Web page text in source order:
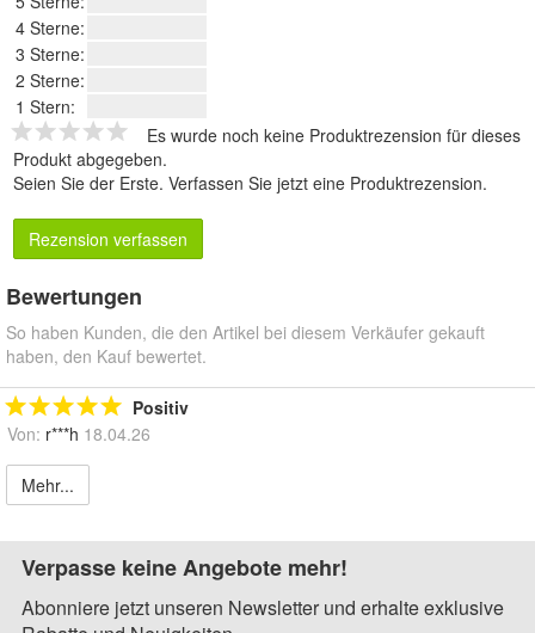
4 Sterne:
3 Sterne:
2 Sterne:
1 Stern:
Es wurde noch keine Produktrezension für dieses
Produkt abgegeben.
Seien Sie der Erste. Verfassen Sie jetzt eine Produktrezension.
Rezension verfassen
Bewertungen
So haben Kunden, die den Artikel bei diesem Verkäufer gekauft
haben, den Kauf bewertet.
Positiv
Von: r***h 18.04.26
Mehr...
Verpasse keine Angebote mehr!
Abonniere jetzt unseren Newsletter und erhalte exklusive